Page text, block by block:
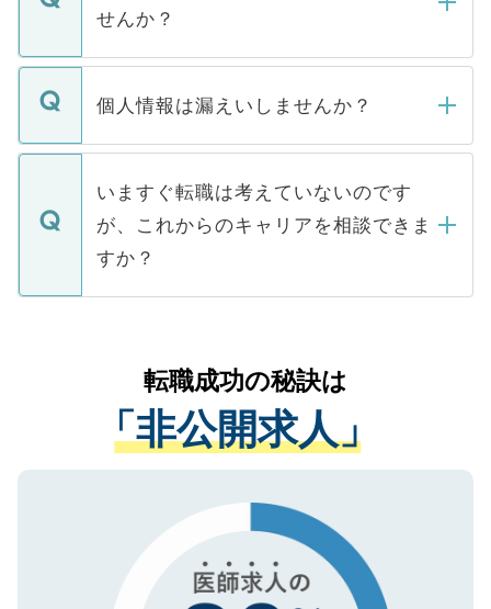
けない「非公開求人」です。非公開求人は
下記の理由によって、一般には公開してい
ません。
■応募殺到を避けるため 人気のある医療機
関を公にしてしまうと、応募が殺到する場
に、医療機関が求める条件に合った人材の
みを人材紹介会社に依頼するケースが増え
ています。
せんか？
転職・入職を強要することは一切ありませ
ん。また、仮に応募先から内定をいただい
定を承諾する必要はありません。内定先へ
の辞退の連絡はキャリアパートナーが行い
個人情報は漏えいしませんか？
個人情報が漏えいすることはありませんの
で、ご安心ください。当サイトからの登録
などで収集したご登録者様の個人情報は、
ご本人のキャリアアップおよび転職活動の
支援を目的に使用いたします。お預かりし
ているすべての個人データはご本人の許可
は、個人情報の取り扱いについての厳密な
管理基準を満たした事業者のみに付与され
る、プライバシーマークを取得済みです。
で、機密保持に関してもご安心ください。
いますぐ転職は考えていないのです
が、これからのキャリアを相談できま
すか？
かがいして、現在の医療機関の状況や紹介
経験をまじえながら、適切なアドバイスを
させていただきます。すぐにご転職をされ
ない方には、長期的なサポートが可能です
ので、まずはご登録ください。
転職成功の秘訣は
「非公開求人」